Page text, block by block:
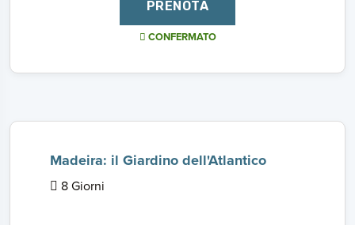
PRENOTA
CONFERMATO
Madeira: il Giardino dell'Atlantico
8 Giorni